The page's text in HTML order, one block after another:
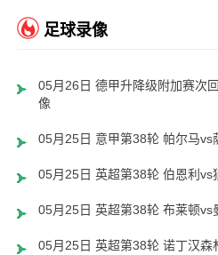
足球录像
05月26日 德甲升降级附加赛次
像
05月25日 意甲第38轮 帕尔马vs
05月25日 英超第38轮 伯恩利vs
05月25日 英超第38轮 布莱顿vs
05月25日 英超第38轮 诺丁汉森